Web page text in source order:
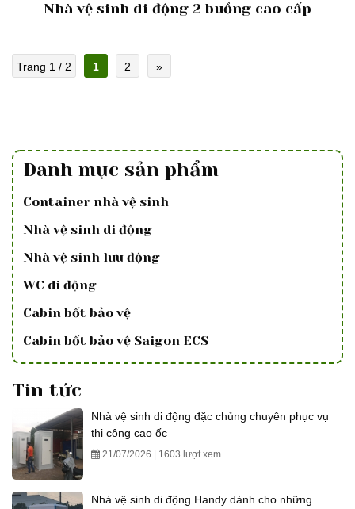
Nhà vệ sinh di động 2 buồng cao cấp
Trang 1 / 2 1 2 »
Danh mục sản phẩm
Container nhà vệ sinh
Nhà vệ sinh di động
Nhà vệ sinh lưu động
WC di động
Cabin bốt bảo vệ
Cabin bốt bảo vệ Saigon ECS
Tin tức
Nhà vệ sinh di động đặc chủng chuyên phục vụ
thi công cao ốc
21/07/2026 | 1603 lượt xem
Nhà vệ sinh di động Handy dành cho những